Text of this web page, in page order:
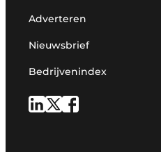
Adverteren
Nieuwsbrief
Bedrijvenindex